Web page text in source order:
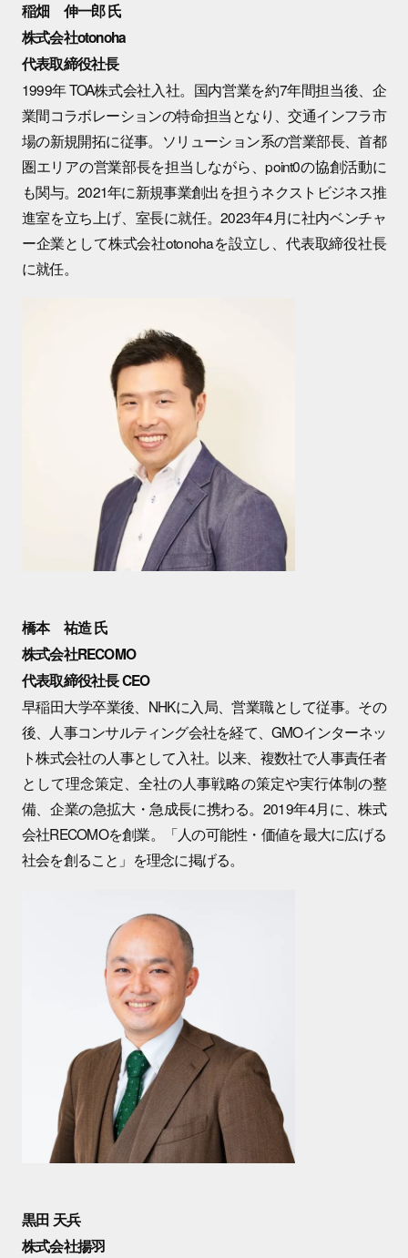
稲畑 伸一郎 氏
株式会社otonoha
代表取締役社長
1999年 TOA株式会社入社。国内営業を約7年間担当後、企
業間コラボレーションの特命担当となり、交通インフラ市
場の新規開拓に従事。ソリューション系の営業部長、首都
圏エリアの営業部長を担当しながら、point0の協創活動に
も関与。2021年に新規事業創出を担うネクストビジネス推
進室を立ち上げ、室長に就任。2023年4月に社内ベンチャ
ー企業として株式会社otonohaを設立し、代表取締役社長
に就任。
橋本 祐造 氏
株式会社RECOMO
代表取締役社長 CEO
早稲田大学卒業後、NHKに入局、営業職として従事。その
後、人事コンサルティング会社を経て、GMOインターネッ
ト株式会社の人事として入社。以来、複数社で人事責任者
として理念策定、全社の人事戦略の策定や実行体制の整
備、企業の急拡大・急成長に携わる。2019年4月に、株式
会社RECOMOを創業。「人の可能性・価値を最大に広げる
社会を創ること」を理念に掲げる。
黒田 天兵
株式会社揚羽